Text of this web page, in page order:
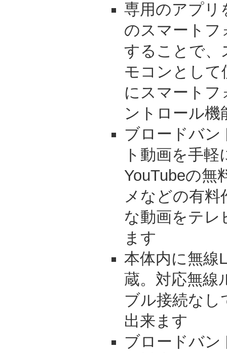
専用のアプリ
のスマートフ
することで、
モコンとして
にスマート
ントロール機
ブロードバン
ト動画を手
YouTubeの無
メなどの有
な動画をテレ
ます
本体内に無線
蔵。対応無線
ブル接続なし
出来ます
ブロードバン